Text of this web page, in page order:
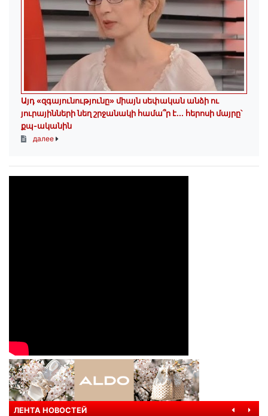
Այդ «զգայունությունը» միայն սեփական անձի ու
յուրայինների նեղ շրջանակի համա՞ր է․․․ հերոսի մայրը՝
քպ-ականին
далее
ЛЕНТА НОВОСТЕЙ